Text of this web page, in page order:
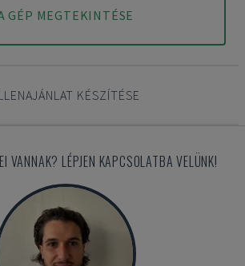
GÉP MEGTEKINTÉSE
KÉSZÍTÉSE
VANNAK? LÉPJEN KAPCSOLATBA VELÜNK!